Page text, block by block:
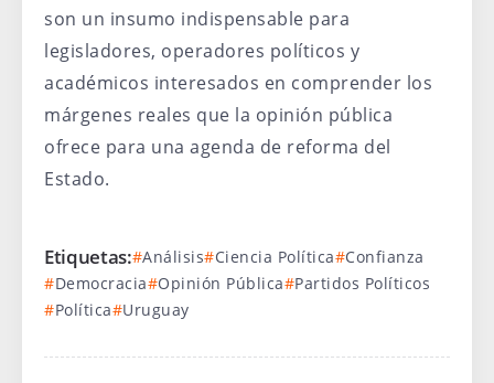
son un insumo indispensable para
legisladores, operadores políticos y
académicos interesados en comprender los
márgenes reales que la opinión pública
ofrece para una agenda de reforma del
Estado.
Etiquetas: Análisis Ciencia Política
Confianza
Democracia
Opinión Pública
Partidos Políticos
Política
Uruguay